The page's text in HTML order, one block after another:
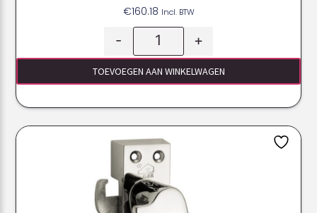
€160.18 Incl. BTW
- +
TOEVOEGEN AAN WINKELWAGEN